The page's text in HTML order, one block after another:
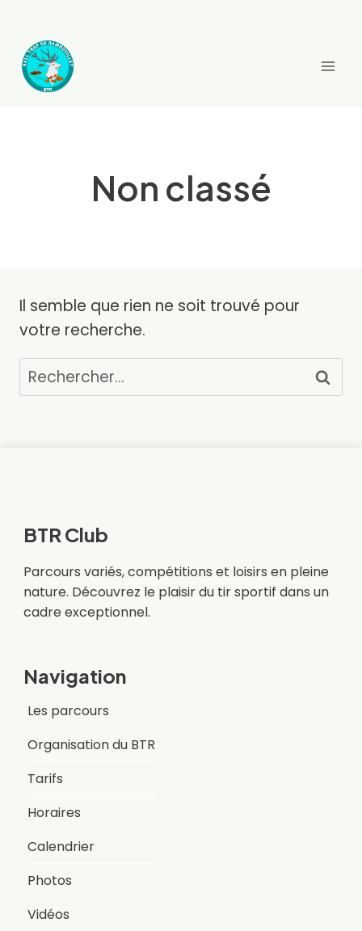
contenu
Non classé
Il semble que rien ne soit trouvé pour
votre recherche.
Rechercher :
BTR Club
Parcours variés, compétitions et loisirs en pleine
nature. Découvrez le plaisir du tir sportif dans un
cadre exceptionnel.
Navigation
Les parcours
Organisation du BTR
Tarifs
Horaires
Calendrier
Photos
Vidéos